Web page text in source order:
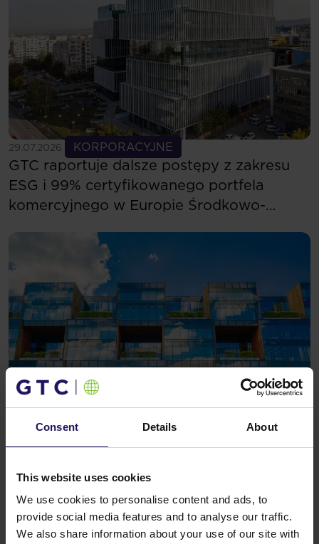
Consent Details About
This website uses cookies
We use cookies to personalise content and ads, to
provide social media features and to analyse our traffic.
We also share information about your use of our site with
29.07.2026 KORPORACYJNE
GTC raportuje dalsze postępy z zakresu
ESG i 99% certyfikowanego portfela
komercyjnego w Europie Środkowo-
Zobacz więcej
Centerpoint 3 z pozwoleniem
na użytkowanie – GTC zakończyło
realizację projektu biurowego
w Budapeszcie